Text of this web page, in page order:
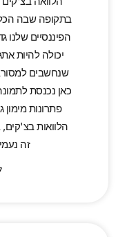
בתקופה שבה
הפיננסיים שלנו
יכולה להיות
שנחשבים
פתרונות
הלוואות
זה